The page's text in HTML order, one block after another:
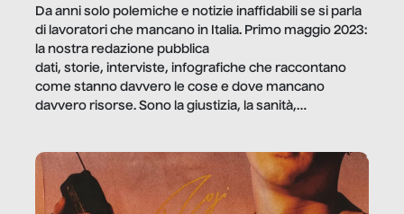
Da anni solo polemiche e notizie inaffidabili se si parla
di lavoratori che mancano in Italia. Primo maggio 2023:
la nostra redazione pubblica
dati, storie, interviste, infografiche che raccontano
come stanno davvero le cose e dove mancano
davvero risorse. Sono la giustizia, la sanità,